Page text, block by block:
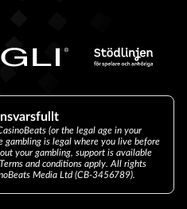
(or the legal age in your
gambling is legal where you live before
your gambling, support is available
and conditions apply. All rights
Media Ltd (CB-3456789).